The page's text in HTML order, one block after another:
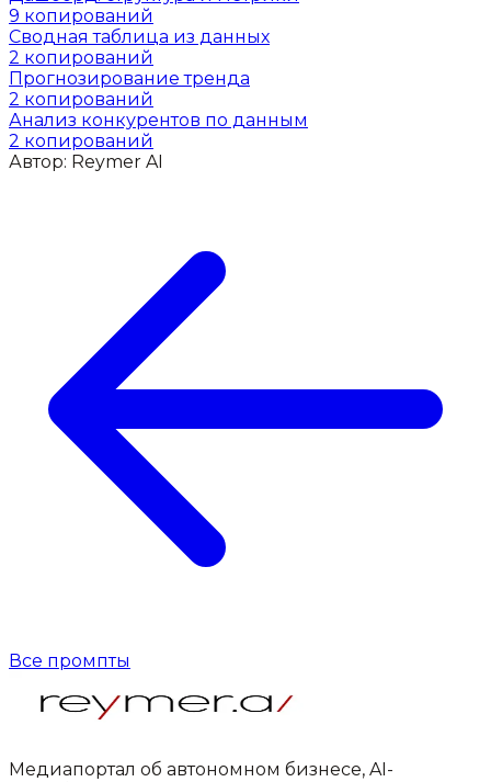
9 копирований
Сводная таблица из данных
2 копирований
Прогнозирование тренда
2 копирований
Анализ конкурентов по данным
2 копирований
Автор: Reymer AI
Все промпты
Медиапортал об автономном бизнесе, AI-